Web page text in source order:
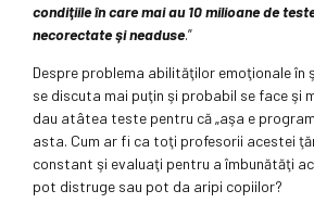
condiţiile în care mai au 10 milioane de
necorectate şi neaduse.”
Despre problema abilităţilor emoţionale în
se discuta mai puţin şi probabil se face şi
dau atâtea teste pentru că „aşa e
asta. Cum ar fi ca toţi profesorii acestei
constant şi evaluaţi pentru a îmbunătăţi
pot distruge sau pot da aripi copiilor?